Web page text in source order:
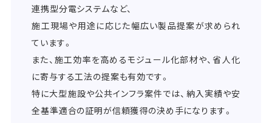
連携型分電システムなど、
施工現場や用途に応じた幅広い製品提案が求められ
ています。
また、施工効率を高めるモジュール化部材や、省人化
に寄与する工法の提案も有効です。
特に大型施設や公共インフラ案件では、納入実績や安
全基準適合の証明が信頼獲得の決め手になります。